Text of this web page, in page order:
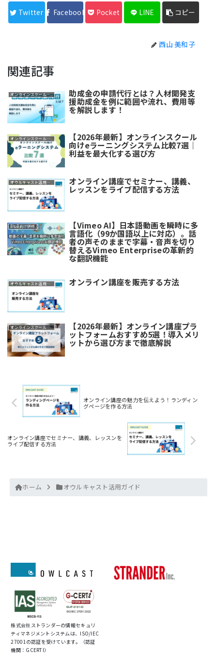
Twitter
Facebook Pocket LINE コピー
西山 美和子
関連記事
オンラインスクール・講座 助成金の申請代行とは？人材開発支
援助成金を例に範囲や流れ、費用等
を解説します！
オンラインスクール・講座 【2026年最新】オンラインスクール
向けeラーニングシステム比較7選｜
利益を最大化する選び方
オウルキャスト活用ガイド オンライン講座でセミナー、講義、
レッスンをライブ配信する方法
BtoB向け研修 【Vimeo AI】日本語動画を瞬時に多
言語化（99か国語以上に対応）。話
者の声そのままで字幕・音声を切り
替えるVimeo Enterpriseの革新的
な翻訳機能
オウルキャスト活用ガイド オンライン講座を販売する方法
オンラインスクール・講座 【2026年最新】オンライン講座プラ
ットフォームおすすめ5選！導入メリ
ットから選び方まで徹底解説
オンライン講座の魅力を伝えよう！ランディン
グページを作る方法
オンライン講座でセミナー、講義、レッスンを
ライブ配信する方法
ホーム オウルキャスト活用ガイド
株式会社ストランダーの情報セキュリ
ティマネジメントシステムは、ISO/IEC
27001の認証を受けています。（認証
機関：GCERTI）